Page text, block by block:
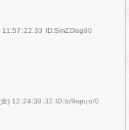
ID:SmZDisg90
) 12:24:39.32 ID:b/9opuo/0